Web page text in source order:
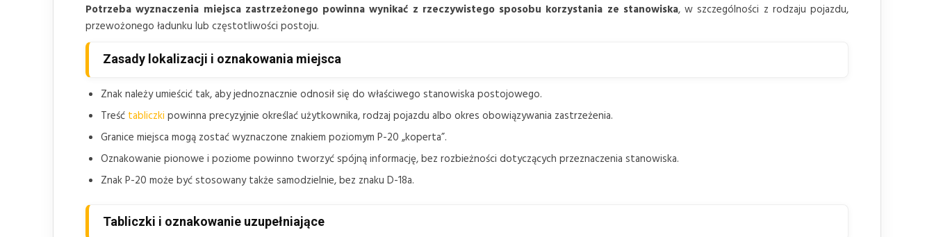
Potrzeba wyznaczenia miejsca zastrzeżonego powinna wynikać z rzeczywistego sposobu korzystania ze stanowiska, w szczególności z rodzaju pojazdu,
przewożonego ładunku lub częstotliwości postoju.
Zasady lokalizacji i oznakowania miejsca
Znak należy umieścić tak, aby jednoznacznie odnosił się do właściwego stanowiska postojowego.
Treść tabliczki powinna precyzyjnie określać użytkownika, rodzaj pojazdu albo okres obowiązywania zastrzeżenia.
Granice miejsca mogą zostać wyznaczone znakiem poziomym P-20 „koperta”.
Oznakowanie pionowe i poziome powinno tworzyć spójną informację, bez rozbieżności dotyczących przeznaczenia stanowiska.
Znak P-20 może być stosowany także samodzielnie, bez znaku D-18a.
Tabliczki i oznakowanie uzupełniające